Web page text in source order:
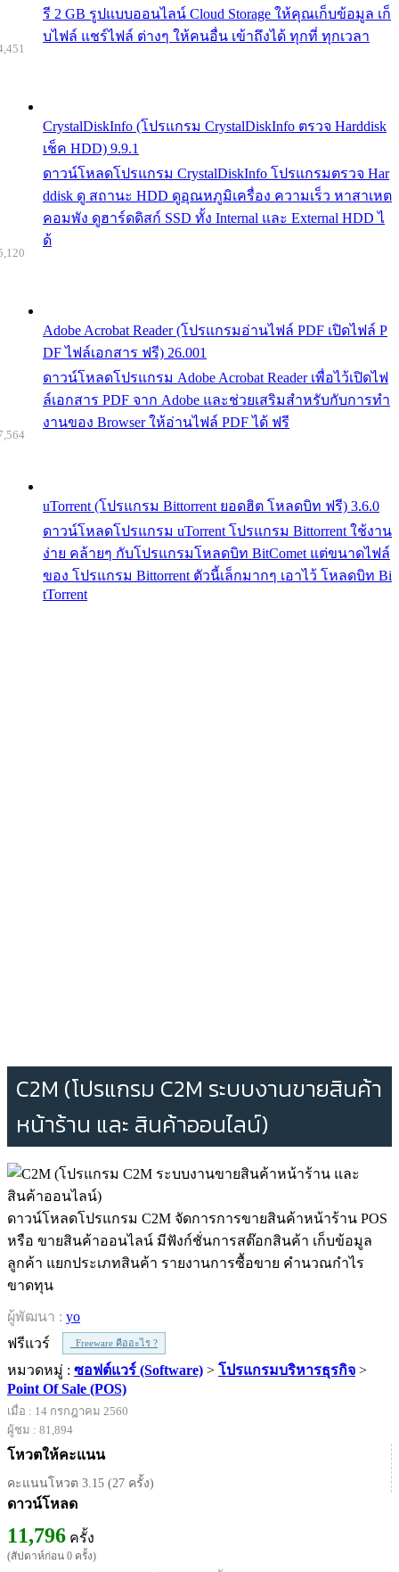
รี 2 GB รูปแบบออนไลน์ Cloud Storage ให้คุณเก็บข้อมูล เก็
บไฟล์ แชร์ไฟล์ ต่างๆ ให้คนอื่น เข้าถึงได้ ทุกที่ ทุกเวลา
CrystalDiskInfo (โปรแกรม CrystalDiskInfo ตรวจ Harddisk
เช็ค HDD) 9.9.1
ดาวน์โหลดโปรแกรม CrystalDiskInfo โปรแกรมตรวจ Har
ddisk ดู สถานะ HDD ดูอุณหภูมิเครื่อง ความเร็ว หาสาเหต
คอมพัง ดูฮาร์ดดิสก์ SSD ทั้ง Internal และ External HDD ไ
ด้
Adobe Acrobat Reader (โปรแกรมอ่านไฟล์ PDF เปิดไฟล์ P
DF ไฟล์เอกสาร ฟรี) 26.001
ดาวน์โหลดโปรแกรม Adobe Acrobat Reader เพื่อไว้เปิดไฟ
ล์เอกสาร PDF จาก Adobe และช่วยเสริมสำหรับกับการทำ
งานของ Browser ให้อ่านไฟล์ PDF ได้ ฟรี
uTorrent (โปรแกรม Bittorrent ยอดฮิต โหลดบิท ฟรี) 3.6.0
ดาวน์โหลดโปรแกรม uTorrent โปรแกรม Bittorrent ใช้งาน
ง่าย คล้ายๆ กับโปรแกรมโหลดบิท BitComet แต่ขนาดไฟล์
ของ โปรแกรม Bittorrent ตัวนี้เล็กมากๆ เอาไว้ โหลดบิท Bi
tTorrent
C2M (โปรแกรม C2M ระบบงานขายสินค้า
หน้าร้าน และ สินค้าออนไลน์)
ดาวน์โหลดโปรแกรม C2M จัดการการขายสินค้าหน้าร้าน POS
หรือ ขายสินค้าออนไลน์ มีฟังก์ชั่นการสต๊อกสินค้า เก็บข้อมูล
ลูกค้า แยกประเภทสินค้า รายงานการซื้อขาย คำนวณกำไร
ขาดทุน
ผู้พัฒนา : yo
ฟรีแวร์
Freeware คืออะไร ?
หมวดหมู่ : ซอฟต์แวร์ (Software) > โปรแกรมบริหารธุรกิจ >
Point Of Sale (POS)
เมื่อ : 14 กรกฎาคม 2560
ผู้ชม : 81,894
โหวตให้คะแนน
คะแนนโหวต 3.15 (27 ครั้ง)
ดาวน์โหลด
11,796 ครั้ง
(สัปดาห์ก่อน 0 ครั้ง)